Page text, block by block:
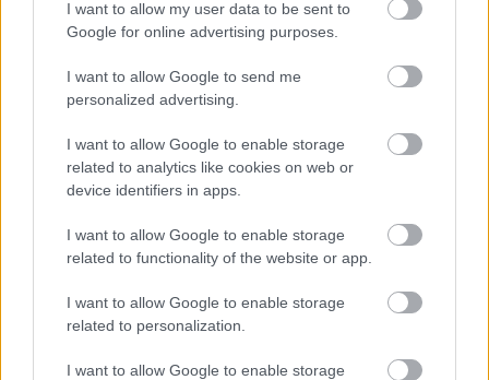
I want to allow my user data to be sent to
Google for online advertising purposes.
I want to allow Google to send me
personalized advertising.
I want to allow Google to enable storage
related to analytics like cookies on web or
device identifiers in apps.
I want to allow Google to enable storage
related to functionality of the website or app.
I want to allow Google to enable storage
related to personalization.
I want to allow Google to enable storage
Film Filmek Hollywoodi filmipar
SZEMBE MERSZ NÉZNI AZZAL, AKIVÉ